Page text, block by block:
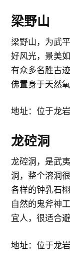
梁野山
梁野山，为武
好风光，景美
有众多名胜古
佛置身于天然
地址：位于龙
龙硿洞
龙硿洞，是武
洞，整个溶洞
各样的钟乳石
自然的鬼斧神
宜人，很适合
地址：位于龙